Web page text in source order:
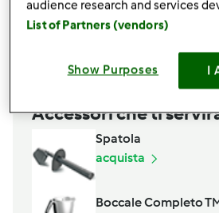
Olio di semi qb
Accessori che ti
Spatola
acquista
Boccale Completo
audience research and services
List of Partners (vendors)
Show Purposes I